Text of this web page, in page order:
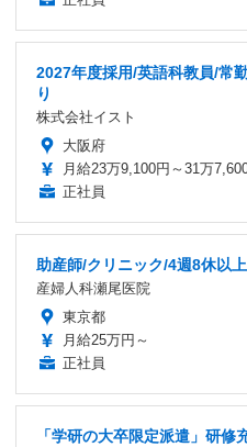
2027年度採用/英語科教員/常
り
株式会社イスト
大阪府
月給23万9,100円～31万
正社員
助産師/クリニック/4週8休以
産婦人科瀬尾医院
東京都
月給25万円～
正社員
「学研の大卒限定派遣」研